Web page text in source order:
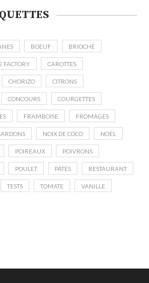
BOEUF BRIOCHE
FACTORY CAROTTES
CHORIZO CITRONS
CONCOURS COURGETTES
FRAMBOISE FROMAGES
NOIX DE COCO NOËL
POIREAUX POIVRONS
POULET PÂTES RESTAURANT
TESTS TOMATE VANILLE